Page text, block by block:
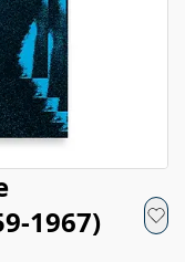
1967)